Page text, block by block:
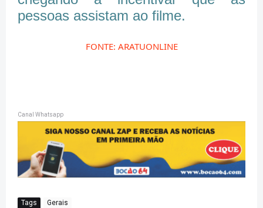
pessoas assistam ao filme.
FONTE: ARATUONLINE
Canal Whatsapp
Tags Gerais